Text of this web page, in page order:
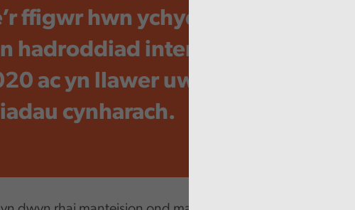
ffigwr hwn ychydig yn uwch
hadroddiad interim ym mis
ac yn llawer uwch nag
cynharach.